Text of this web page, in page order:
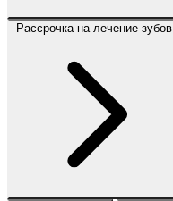
Рассрочка на лечение зубов